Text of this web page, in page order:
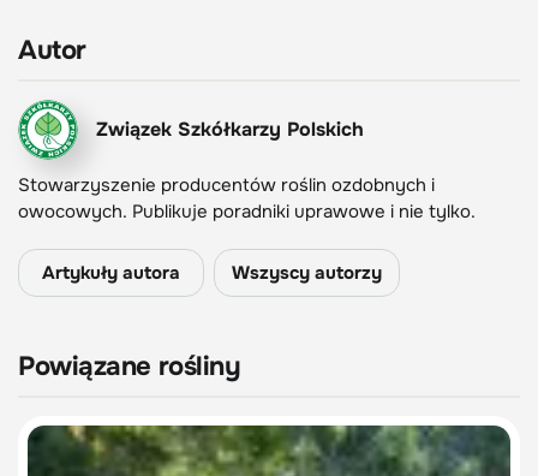
Autor
Związek Szkółkarzy Polskich
Stowarzyszenie producentów roślin ozdobnych i
owocowych. Publikuje poradniki uprawowe i nie tylko.
Artykuły autora Wszyscy autorzy
Powiązane rośliny